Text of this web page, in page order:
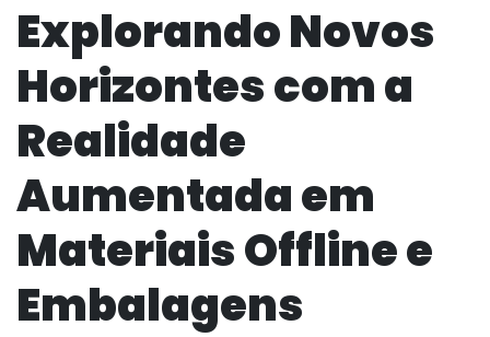
Explorando Novos
Horizontes com a
Realidade
Aumentada em
Materiais Offline e
Embalagens